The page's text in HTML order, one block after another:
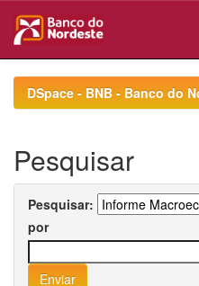
navigationDSpace - BNB - Banco do
Pesquisar
Pesquisar:
por